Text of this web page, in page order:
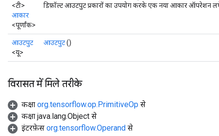
<टी>
आकार
<पूर्णांक>
डिफ़ॉल्ट आउटपुट प्रकारों का उपयोग करके एक नया आकार ऑपरेशन
आउटपुट
<यू>
आउटपुट()
विरासत में मिले तरीके
कक्षा org.tensorflow.op.PrimitiveOp से
कक्षा java.lang.Object से
इंटरफ़ेस org.tensorflow.Operand से